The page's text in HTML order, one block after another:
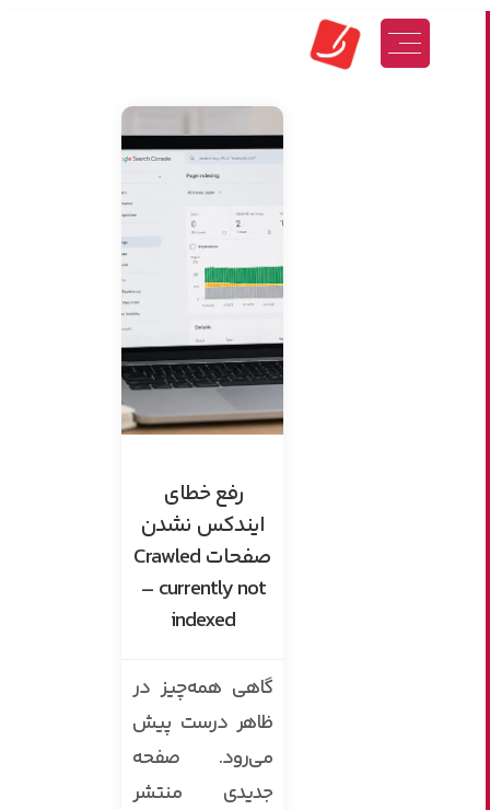
رفع خطای
ایندکس نشدن
صفحات Crawled
– currently not
indexed
گاهی همه‌چیز در
ظاهر درست پیش
می‌رود. صفحه
جدیدی منتشر